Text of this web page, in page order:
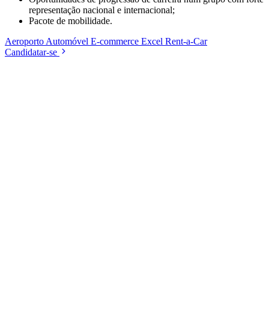
representação nacional e internacional;
Pacote de mobilidade.
Aeroporto Automóvel E-commerce Excel Rent-a-Car
Candidatar-se